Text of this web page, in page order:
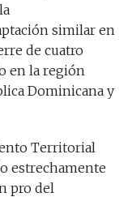
similar en
de cuatro
en la región
Dominicana y
Territorial
estrechamente
pro del